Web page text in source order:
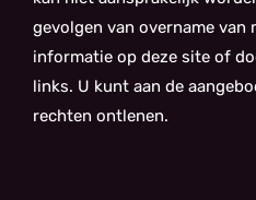
gevolgen van overname van
informatie op deze site of
links. U kunt aan de
rechten ontlenen.